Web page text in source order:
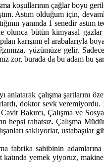
koşullarının çağlar boyu
Astım olduğum için,
yanında 1 senedir
olunca bütün kimyasal
karışımı el arabalarıyla
yüzümüze gelir.
zor, burada da bu adam bu
anlatarak çalışma
doktor sevk
Bakırcı, Çalışma ve
hepsi rahatsız. Çalışma
saklıyorlar,
fabrika sahibinin
yemek yiyoruz,